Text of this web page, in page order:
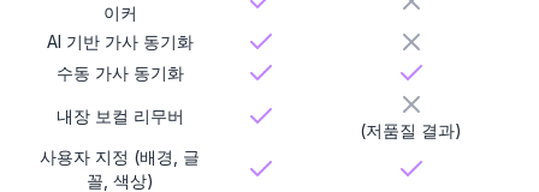
이커
AI 기반 가사 동기화
수동 가사 동기화
내장 보컬 리무버
(저품질 결과)
사용자 지정 (배경, 글
꼴, 색상)